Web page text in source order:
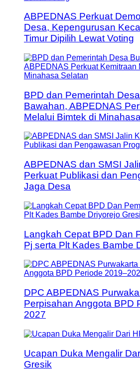
ABPEDNAS Perkuat
Desa, Kepengurusan
Timur Dipilih Lewat Voting
BPD dan Pemerintah
Bawahan, ABPEDNAS
Melalui Bimtek di
ABPEDNAS dan SMSI
Perkuat Publikasi dan
Jaga Desa
Langkah Cepat BPD Dan
Pj serta Plt Kades Bambe
DPC ABPEDNAS
Perpisahan Anggota BPD
2027
Ucapan Duka Mengalir
Gresik